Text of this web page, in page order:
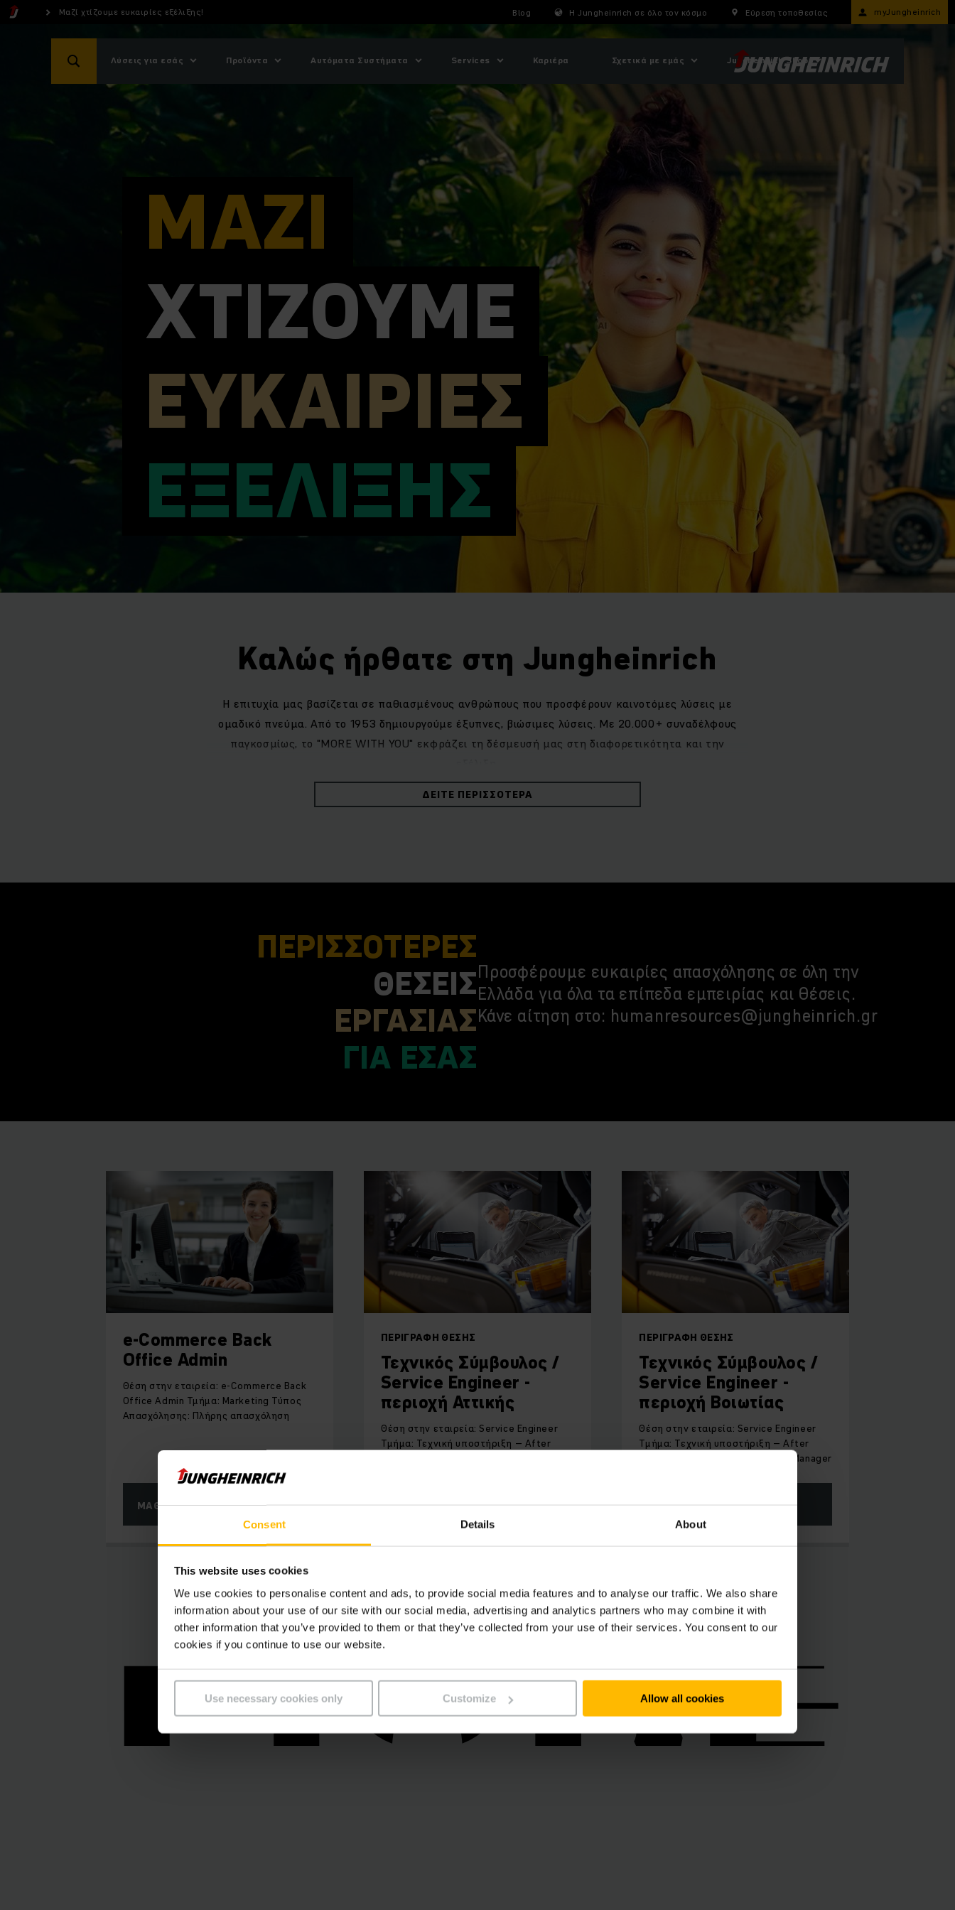
Consent Details About
This website uses cookies
We use cookies to personalise content and ads, to provide social media features and to analyse our traffic. We also share
information about your use of our site with our social media, advertising and analytics partners who may combine it with
other information that you’ve provided to them or that they’ve collected from your use of their services. You consent to our
cookies if you continue to use our website.
Use necessary cookies only Customize Allow all cookies
Μαζί χτίζουμε ευκαιρίες εξέλιξης! Blog Η Jungheinrich σε όλο τον κόσμο Εύρεση τοποθεσίας myJungheinrich
Λύσεις για εσάς Προϊόντα Αυτόματα Συστήματα Services Καριέρα Σχετικά με εμάς Jungheinrich Shop
ΜΑΖΙ
ΧΤΊΖΟΥΜΕ
ΕΥΚΑΙΡΙΕΣ
ΕΞΕΛΙΞΗΣ
Καλώς ήρθατε στη Jungheinrich
Η επιτυχία μας βασίζεται σε παθιασμένους ανθρώπους που προσφέρουν καινοτόμες λύσεις με
ομαδικό πνεύμα. Από το 1953 δημιουργούμε έξυπνες, βιώσιμες λύσεις. Με 20.000+ συναδέλφους
παγκοσμίως, το "MORE WITH YOU" εκφράζει τη δέσμευσή μας στη διαφορετικότητα και την
ΔΕΊΤΕ ΠΕΡΙΣΣΌΤΕΡΑ
ΠΕΡΙΣΣΟΤΕΡΕΣ
ΘΕΣΕΙΣ
ΕΡΓΑΣΙΑΣ
ΓΙΑ ΕΣΑΣ
Προσφέρουμε ευκαιρίες απασχόλησης σε όλη την
Ελλάδα για όλα τα επίπεδα εμπειρίας και θέσεις.
Κάνε αίτηση στο: humanresources@jungheinrich.gr
e-Commerce Back
Office Admin
Θέση στην εταιρεία: e-Commerce Back
Office Admin Τμήμα: Marketing Τύπος
Απασχόλησης: Πλήρης απασχόληση
ΜΆΘΕΤΕ ΠΕΡΙΣΣΌΤΕΡΑ
ΠΕΡΙΓΡΑΦΉ ΘΈΣΗΣ
Τεχνικός Σύμβουλος /
Service Engineer -
περιοχή Αττικής
Θέση στην εταιρεία: Service Engineer
Τμήμα: Τεχνική υποστήριξη – After
ΜΆΘΕΤΕ ΠΕΡΙΣΣΌΤΕΡΑ
ΠΕΡΙΓΡΑΦΉ ΘΈΣΗΣ
Τεχνικός Σύμβουλος /
Service Engineer -
περιοχή Βοιωτίας
Θέση στην εταιρεία: Service Engineer
Τμήμα: Τεχνική υποστήριξη – After
Sales Αναφέρεται στον: Service Manager
ΜΆΘΕΤΕ ΠΕΡΙΣΣΌΤΕΡΑ
MORE
MORE